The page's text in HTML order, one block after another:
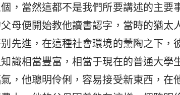
，當然這都不是我們所要講述的主要
母便開始教他讀書認字，當時的猶太
先進，在這種社會環境的薰陶之下，
識相當豐富，相當于現在的普通大學
，他聰明伶俐，容易接受新東西，在